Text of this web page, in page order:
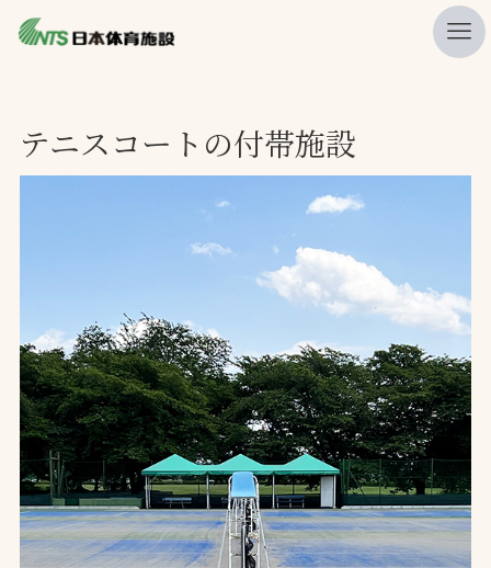
ニュース
施工・管理実績一覧
会社概要
採用情報
検索
お問合せ
テニスコートの付帯施設